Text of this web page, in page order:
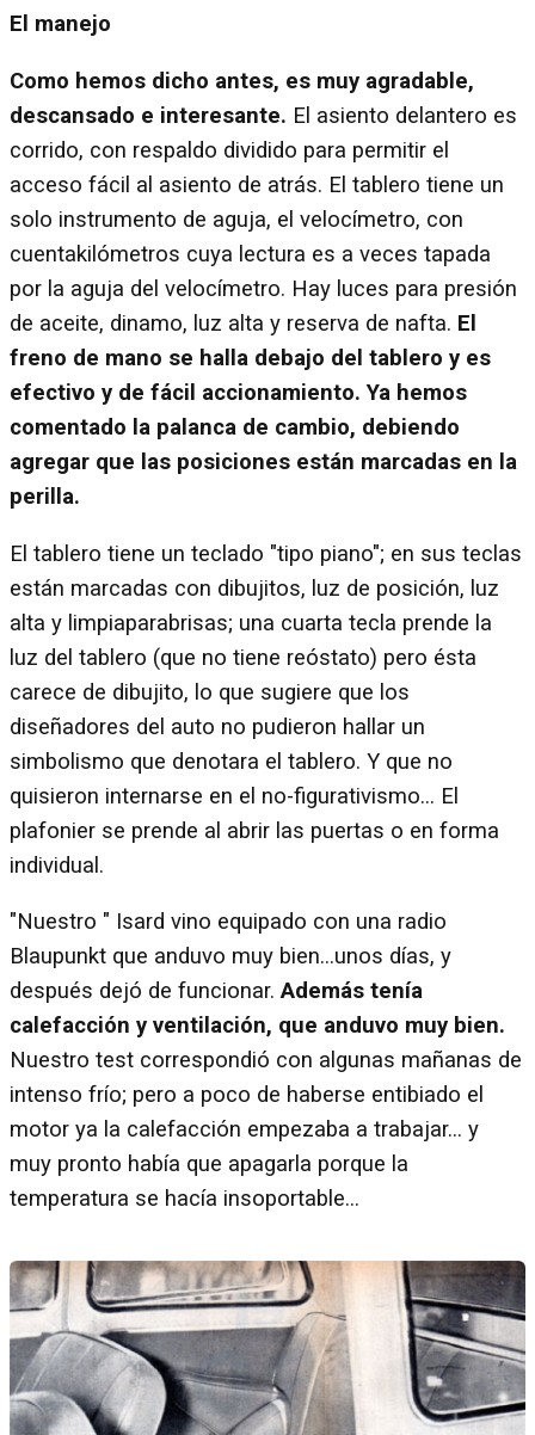
El manejo
Como hemos dicho antes, es muy agradable,
descansado e interesante. El asiento delantero es
corrido, con respaldo dividido para permitir el
acceso fácil al asiento de atrás. El tablero tiene un
solo instrumento de aguja, el velocímetro, con
cuentakilómetros cuya lectura es a veces tapada
por la aguja del velocímetro. Hay luces para presión
de aceite, dinamo, luz alta y reserva de nafta. El
freno de mano se halla debajo del tablero y es
efectivo y de fácil accionamiento. Ya hemos
comentado la palanca de cambio, debiendo
agregar que las posiciones están marcadas en la
perilla.
El tablero tiene un teclado "tipo piano"; en sus teclas
están marcadas con dibujitos, luz de posición, luz
alta y limpiaparabrisas; una cuarta tecla prende la
luz del tablero (que no tiene reóstato) pero ésta
carece de dibujito, lo que sugiere que los
diseñadores del auto no pudieron hallar un
simbolismo que denotara el tablero. Y que no
quisieron internarse en el no-figurativismo... El
plafonier se prende al abrir las puertas o en forma
individual.
"Nuestro " Isard vino equipado con una radio
Blaupunkt que anduvo muy bien...unos días, y
después dejó de funcionar.Además tenía
calefacción y ventilación, que anduvo muy bien.
Nuestro test correspondió con algunas mañanas de
intenso frío; pero a poco de haberse entibiado el
motor ya la calefacción empezaba a trabajar... y
muy pronto había que apagarla porque la
temperatura se hacía insoportable...